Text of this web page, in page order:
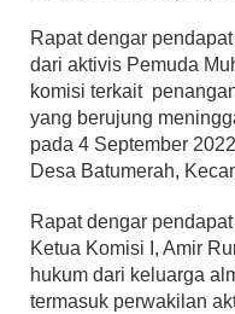
Rapat dengar
dari aktivis Pemuda
komisi terkait
yang berujung
pada 4 September
Desa Batumerah,
Rapat dengar
Ketua Komisi I, Amir
hukum dari keluarga
termasuk perwakilan